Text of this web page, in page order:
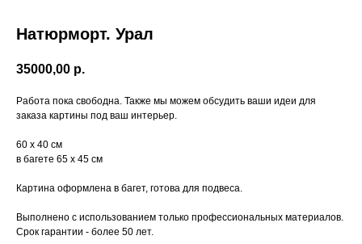
Натюрморт. Урал
35000,00 р.
Работа пока свободна. Также мы можем обсудить ваши идеи для
заказа картины под ваш интерьер.
60 х 40 см
в багете 65 х 45 см
Картина оформлена в багет, готова для подвеса.
Выполнено с использованием только профессиональных материалов.
Срок гарантии - более 50 лет.